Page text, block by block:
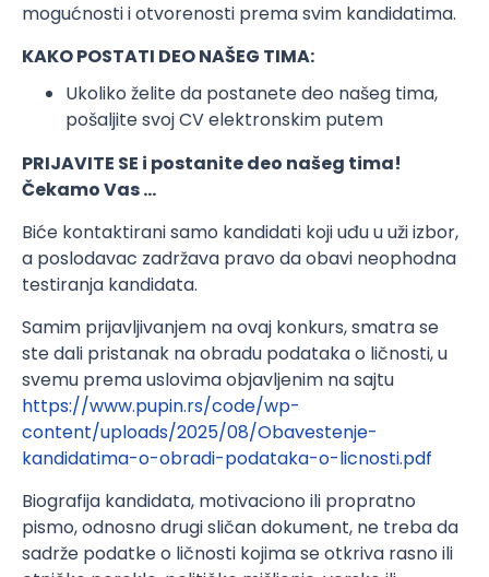
mogućnosti i otvorenosti prema svim kandidatima.
KAKO POSTATI DEO NAŠEG TIMA:
Ukoliko želite da postanete deo našeg tima,
pošaljite svoj CV elektronskim putem
PRIJAVITE SE i postanite deo našeg tima!
Čekamo Vas …
Biće kontaktirani samo kandidati koji uđu u uži izbor,
a poslodavac zadržava pravo da obavi neophodna
testiranja kandidata.
Samim prijavljivanjem na ovaj konkurs, smatra se
ste dali pristanak na obradu podataka o ličnosti, u
svemu prema uslovima objavljenim na sajtu
https://www.pupin.rs/code/wp-
content/uploads/2025/08/Obavestenje-
kandidatima-o-obradi-podataka-o-licnosti.pdf
Biografija kandidata, motivaciono ili propratno
pismo, odnosno drugi sličan dokument, ne treba da
sadrže podatke o ličnosti kojima se otkriva rasno ili